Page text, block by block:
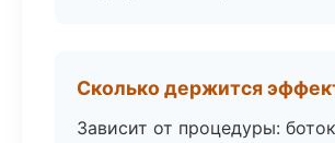
Сколько держится
Зависит от процедуры: